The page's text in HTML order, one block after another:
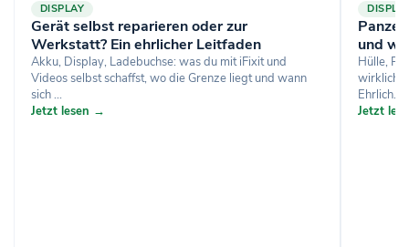
DISPLAY
Gerät selbst reparieren oder zur
Werkstatt? Ein ehrlicher Leitfaden
Akku, Display, Ladebuchse: was du mit iFixit und
Videos selbst schaffst, wo die Grenze liegt und wann
sich ...
Jetzt lesen →
und
Hülle,
wirklich
Ehrlich...
Jetzt